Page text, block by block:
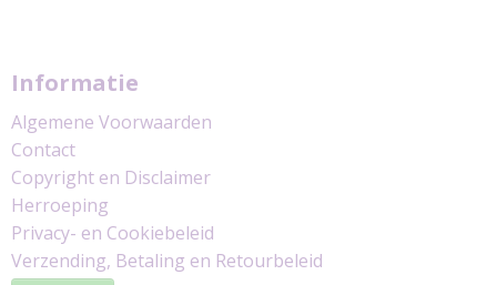
Informatie
Algemene Voorwaarden
Contact
Copyright en Disclaimer
Herroeping
Privacy- en Cookiebeleid
Verzending, Betaling en Retourbeleid